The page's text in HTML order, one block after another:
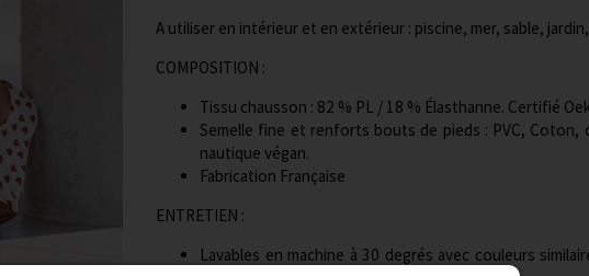
A utiliser en intérieur et en extérieur : piscine, mer, sable,
COMPOSITION :
Tissu chausson : 82 % PL / 18 % Élasthanne. Certifié
Semelle fine et renforts bouts de pieds : PVC, Coton,
nautique végan.
Fabrication Française
ENTRETIEN :
Lavables en machine à 30 degrés avec couleurs